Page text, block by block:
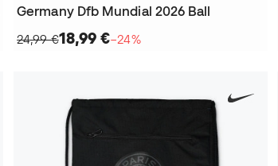
Germany Dfb Mundial 2026 Ball
24,99 €18,99 €−24%